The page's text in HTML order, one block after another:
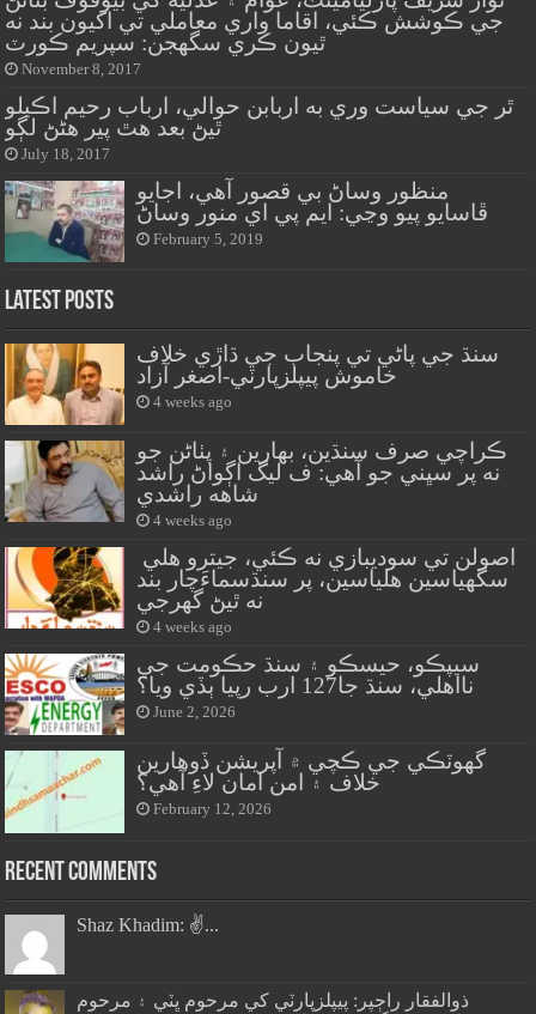
جي ڪوشش ڪئي، اقاما واري معاملي تي اکيون بند نه
ٿيون ڪري سگهجن: سپريم ڪورٽ
November 8, 2017
ٿر جي سياست وري به اربابن حوالي، ارباب رحيم اڪيلو
ٿيڻ بعد هٿ پير هڻڻ لڳو
July 18, 2017
منظور وساڻ بي قصور آهي، اجايو
ڦاسايو پيو وڃي: ايم پي اي منور وساڻ
February 5, 2019
Latest Posts
سنڌ جي پاڻي تي پنجاب جي ڌاڙي خلاف
خاموش پيپلزپارٽي-اصغر آزاد
4 weeks ago
ڪراچي صرف سنڌين، بهارين ۽ پٺاڻن جو
نه پر سڀني جو آهي: ف ليگ اڳواڻ راشد
شاهه راشدي
4 weeks ago
سگهياسين هلياسين، پر سنڌسماءَچار بند
نه ٿيڻ گهرجي
4 weeks ago
سيپڪو، حيسڪو ۽ سنڌ حڪومت جي
نااهلي، سنڌ جا127 ارب رپيا ٻڏي ويا؟
June 2, 2026
گهوٽڪي جي ڪچي ۾ آپريشن ڏوهارين
خلاف ۽ امن امان لاءِ آهي؟
February 12, 2026
Recent Comments
Shaz Khadim: ✌️...
ذوالفقار راڄپر: پيپلزپارٽي کي مرحوم ڀٽي ۽ مرحوم